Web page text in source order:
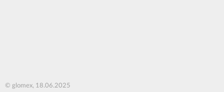
© glomex, 18.06.2025